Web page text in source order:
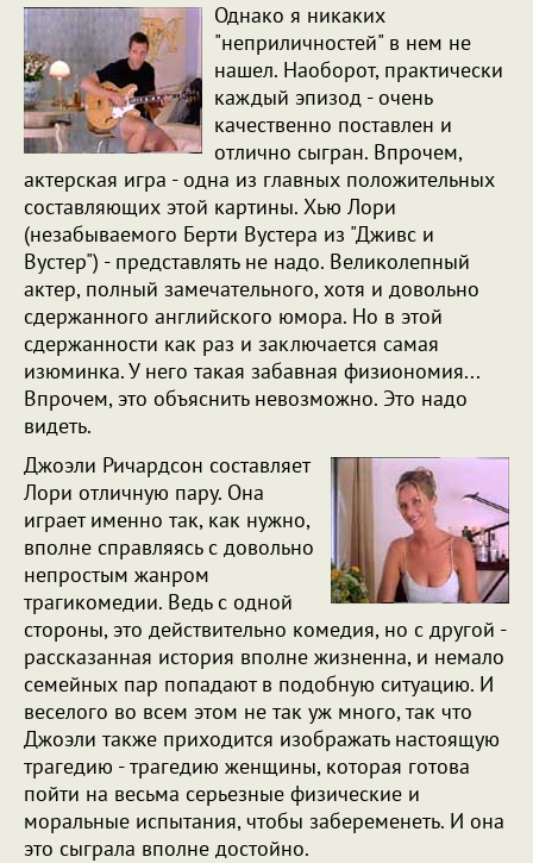
Однако я никаких
"неприличностей" в нем не
нашел. Наоборот, практически
каждый эпизод - очень
качественно поставлен и
отлично сыгран. Впрочем,
актерская игра - одна из главных положительных
составляющих этой картины. Хью Лори
(незабываемого Берти Вустера из "Дживс и
Вустер") - представлять не надо. Великолепный
актер, полный замечательного, хотя и довольно
сдержанного английского юмора. Но в этой
сдержанности как раз и заключается самая
изюминка. У него такая забавная физиономия...
Впрочем, это объяснить невозможно. Это надо
видеть.
Джоэли Ричардсон составляет
Лори отличную пару. Она
играет именно так, как нужно,
вполне справляясь с довольно
непростым жанром
трагикомедии. Ведь с одной
стороны, это действительно комедия, но с другой -
рассказанная история вполне жизненна, и немало
семейных пар попадают в подобную ситуацию. И
веселого во всем этом не так уж много, так что
Джоэли также приходится изображать настоящую
трагедию - трагедию женщины, которая готова
пойти на весьма серьезные физические и
моральные испытания, чтобы забеременеть. И она
это сыграла вполне достойно.